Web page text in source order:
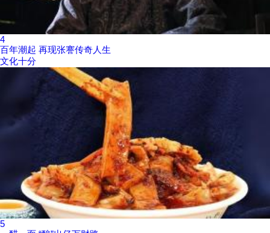
4
百年潮起 再现张謇传奇人生
文化十分
5